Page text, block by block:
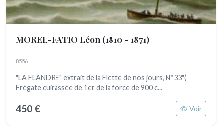
MOREL-FATIO Léon (1810 - 1871)
8556
"LA FLANDRE" extrait de la Flotte de nos jours, N°33"(
Frégate cuirassée de 1er de la force de 900 c...
450 € Voir